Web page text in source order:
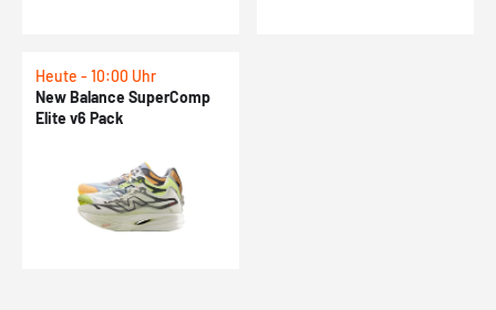
Heute - 10:00 Uhr
New Balance SuperComp
Elite v6 Pack